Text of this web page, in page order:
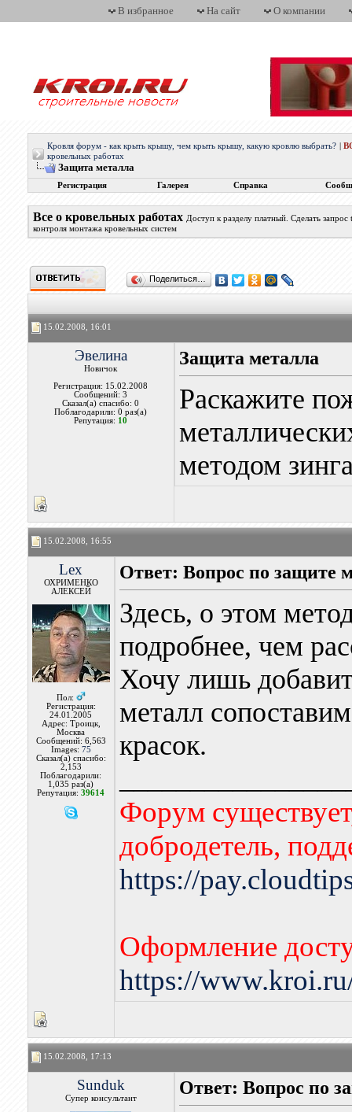
В избранное На сайт О компании
Кровля форум - как крыть крышу, чем крыть крышу, какую кровлю выбрать?
кровельных работах
Защита металла
Регистрация Галерея Справка
Все о кровельных работах Доступ к разделу платный. Сделать
контроля монтажа кровельных систем
Поделиться…
15.02.2008, 16:01
Эвелина
Новичок
Регистрация: 15.02.2008
Сообщений: 3
Сказал(а) спасибо: 0
Поблагодарили: 0 раз(а)
Репутация: 10
Защита металла
Раскажите
методом
15.02.2008, 16:55
Lex
ОХРИМЕНКО
АЛЕКСЕЙ
Пол:
Регистрация:
24.01.2005
Адрес: Троицк,
Москва
Сообщений: 6,563
Images: 75
Сказал(а) спасибо:
2,153
Поблагодарили:
1,035 раз(а)
Репутация:39614
Ответ: Вопрос по защите
Здесь, о этом
подробнее, чем
Хочу лишь
металл
красок.
Форум
добродетель,
https://
Оформление
https://
15.02.2008, 17:13
Sunduk
Супер консультант
Ответ: Вопрос по